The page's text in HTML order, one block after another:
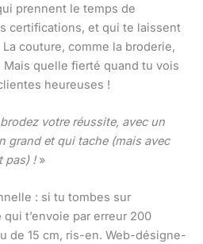
prennent le temps de
certifications, et qui te laissent
couture, comme la broderie,
quelle fierté quand tu vois
heureuses !
votre réussite, avec un
grand et qui tache (mais avec
pas) !»
: si tu tombes sur
qui t’envoie par erreur 200
de 15 cm, ris-en. Web-désigne-